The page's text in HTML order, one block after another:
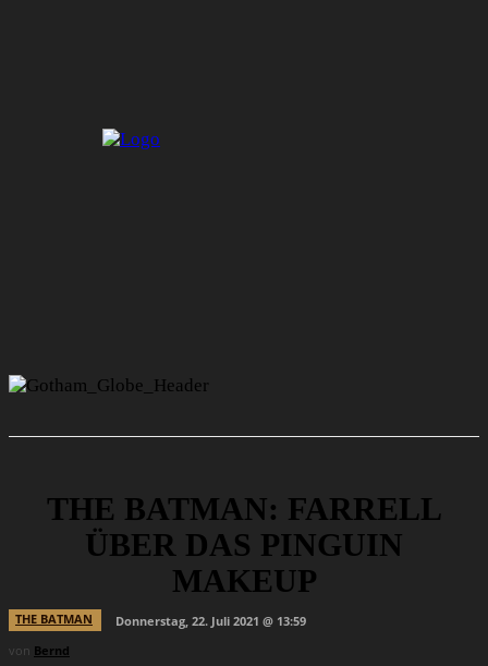
THE BATMAN: FARRELL
ÜBER DAS PINGUIN
MAKEUP
THE BATMAN
Donnerstag, 22. Juli 2021 @ 13:59
von Bernd